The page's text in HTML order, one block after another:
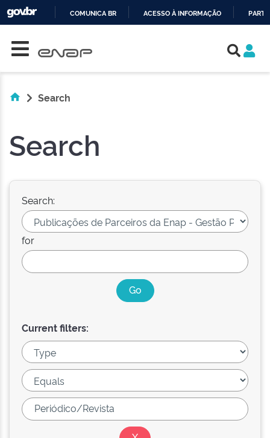
COMUNICA BR ACESSO À INFORMAÇÃO
Search
Search
Search:
for
Current filters: